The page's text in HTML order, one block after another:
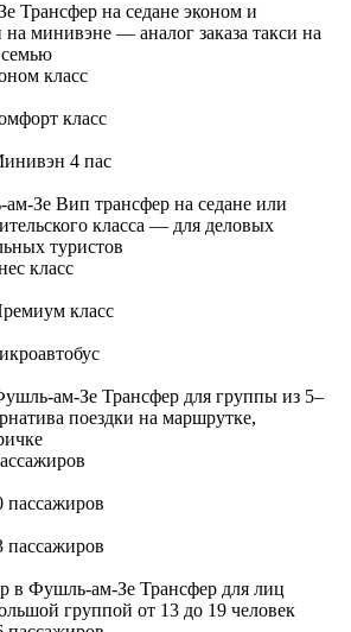
Трансфер на седане эконом и
на минивэне — аналог заказа такси на
семью
класс
класс
4 пас
ам-Зе Вип трансфер на седане или
класса — для деловых
туристов
класс
класс
ам-Зе Трансфер для группы из 5–
поездки на маршрутке,
пассажиров
пассажиров
в Фушль-ам-Зе Трансфер для лиц
группой от 13 до 19 человек